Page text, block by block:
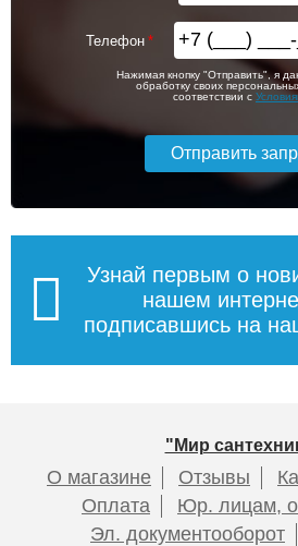
Телефон
Нажимая кнопку "Отправить", я
обработку своих
соответствии с
Узнай первым о
нашем
подписавшись на
"Мир
О магазине Отзывы
Оплата
Юр. лицам,
Эл. документооборот